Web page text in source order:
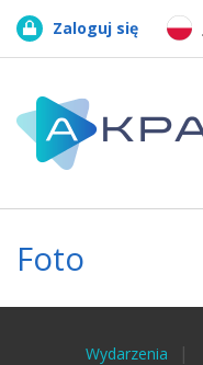
Zaloguj się
Foto
Wydarzenia